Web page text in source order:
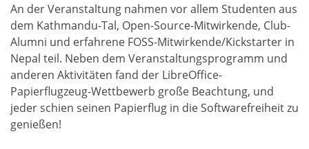
An der Veranstaltung nahmen vor allem Studenten aus
dem Kathmandu-Tal, Open-Source-Mitwirkende, Club-
Alumni und erfahrene FOSS-Mitwirkende/Kickstarter in
Nepal teil. Neben dem Veranstaltungsprogramm und
anderen Aktivitäten fand der LibreOffice-
Papierflugzeug-Wettbewerb große Beachtung, und
jeder schien seinen Papierflug in die Softwarefreiheit zu
genießen!